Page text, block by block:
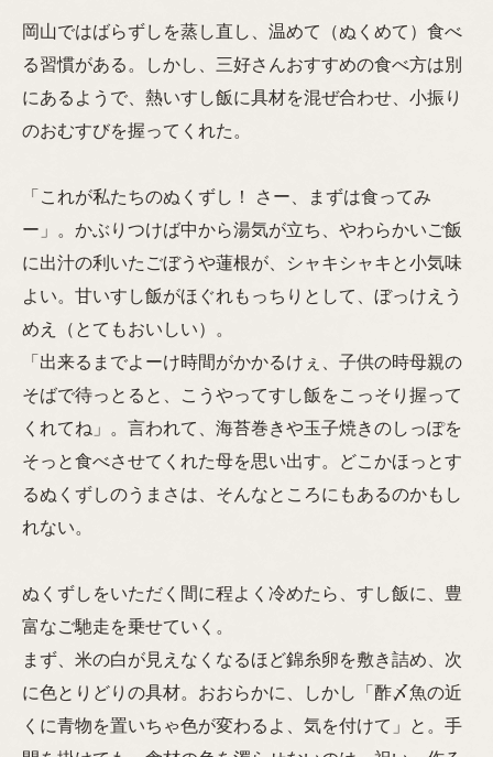
岡山ではばらずしを蒸し直し、温めて（ぬくめて）食べ
る習慣がある。しかし、三好さんおすすめの食べ方は別
にあるようで、熱いすし飯に具材を混ぜ合わせ、小振り
のおむすびを握ってくれた。
「これが私たちのぬくずし！ さー、まずは食ってみ
ー」。かぶりつけば中から湯気が立ち、やわらかいご飯
に出汁の利いたごぼうや蓮根が、シャキシャキと小気味
よい。甘いすし飯がほぐれもっちりとして、ぼっけえう
めえ（とてもおいしい）。
「出来るまでよーけ時間がかかるけぇ、子供の時母親の
そばで待っとると、こうやってすし飯をこっそり握って
くれてね」。言われて、海苔巻きや玉子焼きのしっぽを
そっと食べさせてくれた母を思い出す。どこかほっとす
るぬくずしのうまさは、そんなところにもあるのかもし
れない。
ぬくずしをいただく間に程よく冷めたら、すし飯に、豊
富なご馳走を乗せていく。
まず、米の白が見えなくなるほど錦糸卵を敷き詰め、次
に色とりどりの具材。おおらかに、しかし「酢〆魚の近
くに青物を置いちゃ色が変わるよ、気を付けて」と。手